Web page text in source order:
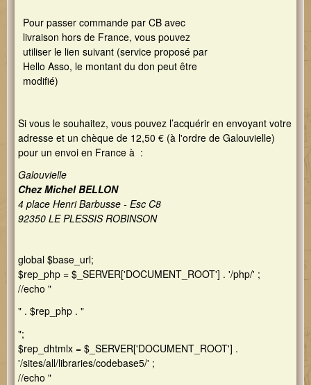
Pour passer commande par CB avec
livraison hors de France, vous pouvez
utiliser le lien suivant (service proposé par
Hello Asso, le montant du don peut être
modifié)
Si vous le souhaitez, vous pouvez l’acquérir en envoyant votre
adresse et un chèque de 12,50 € (à l'ordre de Galouvielle)
pour un envoi en France à :
Galouvielle
Chez Michel BELLON
4 place Henri Barbusse - Esc C8
92350 LE PLESSIS ROBINSON
global $base_url;
$rep_php = $_SERVER['DOCUMENT_ROOT'] . '/php/' ;
//echo "
" . $rep_php . "
";
$rep_dhtmlx = $_SERVER['DOCUMENT_ROOT'] .
'/sites/all/libraries/codebase5/' ;
//echo "